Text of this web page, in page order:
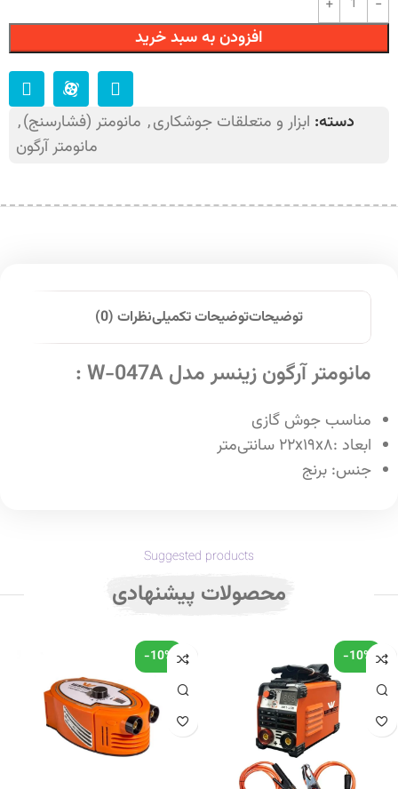
افزودن به سبد خرید
دسته: ابزار و متعلقات جوشکاری, مانومتر (فشارسنج),
مانومتر آرگون
توضیحاتتوضیحات تکمیلینظرات (0)
مانومتر آرگون زینسر مدل W-047A :
مناسب جوش گازی
ابعاد :۲۲x۱۹x۸ سانتی‌متر
جنس: برنج
Suggested products
محصولات پیشنهادی
-10%
-10%